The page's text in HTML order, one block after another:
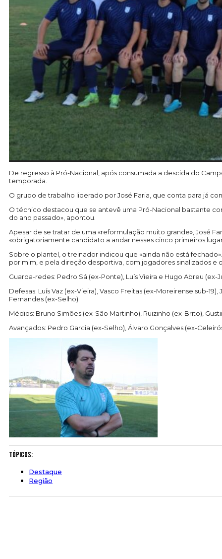
De regresso à Pró-Nacional, após consumada a descida do
temporada.
O grupo de trabalho liderado por José Faria, que conta para já
O técnico destacou que se antevê uma Pró-Nacional bastante
do ano passado», apontou.
Apesar de se tratar de uma «reformulação muito grande», José
«obrigatoriamente candidato a andar nesses cinco primeiros
Sobre o plantel, o treinador indicou que «ainda não está
por mim, e pela direção desportiva, com jogadores sinalizados e
Guarda-redes: Pedro Sá (ex-Ponte), Luís Vieira e Hugo Abreu (ex-
Defesas: Luís Vaz (ex-Vieira), Vasco Freitas (ex-Moreirense sub-
Fernandes (ex-Selho)
Médios: Bruno Simões (ex-São Martinho), Ruizinho (ex-Brito),
Avançados: Pedro Garcia (ex-Selho), Álvaro Gonçalves (ex-
Tópicos:
Destaque
Região